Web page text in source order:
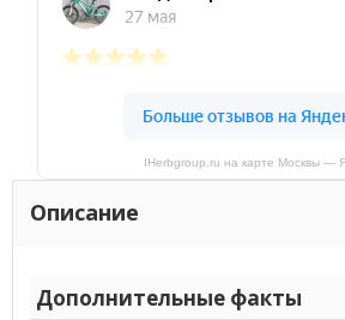
IHerbgroup.ru на карте Москвы —
Описание
Дополнительные факты